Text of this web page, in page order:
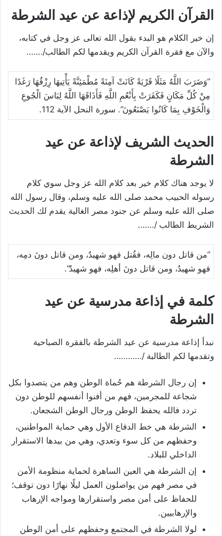
القرآن الكريم لإذاعة عن عيد الشرطة
إن خير الكلام هو البدء بقول الله تعالى عز وجل في كتابه،
والآن مع فقرة القرآن الكريم ويقدمها لكم الطالب/…….
“وَضَرَبَ اللَّهُ مَثَلًا قَرْيَةً كَانَتْ آمِنَةً مُطْمَئِنَّةً يَأْتِيهَا رِزْقُهَا رَغَدًا
مِنْ كُلِّ مَكَانٍ فَكَفَرَتْ بِأَنْعُمِ اللَّهِ فَأَذَاقَهَا اللَّهُ لِبَاسَ الْجُوعِ
وَالْخَوْفِ بِمَا كَانُوا يَصْنَعُونَ”. سورة النحل الآية 112.
الحديث الشريف لإذاعة عن عيد
الشرطة
لا يوجد هناك كلام خير بعد كلام الله عز وجل سوي كلام
رسوله الحبيب محمد صلى الله عليه وسلم، وقال رسول الله
صلى الله عليه وسلم عن جنود مصر الغالية يقدم لك الحديث
الشريط الطالب /…….
“من قاتل دون مالِه، فقُتل فهو شهيدٌ، ومن قاتل دونَ دمِه،
فهو شهيدٌ، ومن قاتل دونَ أهلِه، فهو شهيدٌ”.
كلمة في إذاعة مدرسية عن عيد
الشرطة
نبدأ إذاعة مدرسية عن عيد الشرطة بالفقرة الصباحية
وتقدمها لكم الطالبة /…………
إن رجال الشرطة هم حُماة الوطن وهم من يتصدوا بكل
شجاعة للمجرمين، فهم من أفنوا أنفسهم للوطن دون
تردد فالله يحفظ الوطن ورجال الوطن الشجعان.
الشرطة هي خط الدفاع الأول وهي حماية المواطنين،
وحفظهم من كل سوء وتعدي، وهي من بيدها الاستقرار
الداخلي للبلاد.
إن الشرطة هي العين الساهرة لحماية منظومة الأمن
في مصر فهم من يواصلون العمل ليلًا نهارًا دون توقف؛
للحفاظ على أمن مصر واستقرارها ومواجه الإرهاب
والإرهابيين.
لولا الشرطة في المجتمع وحفظهم على أمن الوطن